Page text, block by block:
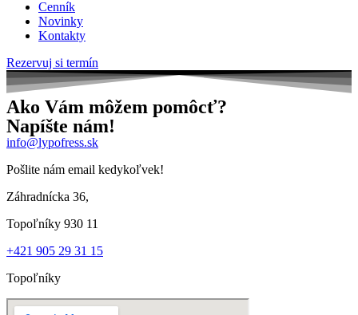
Cenník
Novinky
Kontakty
Rezervuj si termín
Ako Vám môžem pomôcť?
Napíšte nám!
info@lypofress.sk
Pošlite nám email kedykoľvek!
Záhradnícka 36,
Topoľníky 930 11
+421 905 29 31 15
Topoľníky